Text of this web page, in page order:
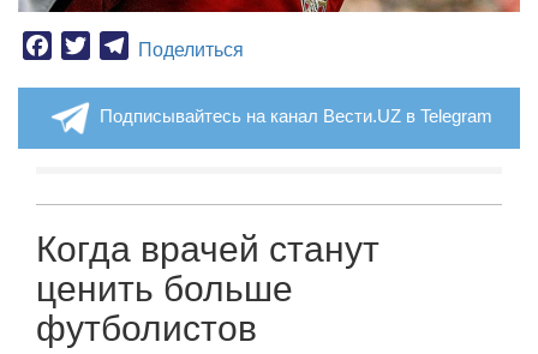
Facebook
TwitterTelegram
Поделиться
Подписывайтесь на канал Вести.UZ в Telegram
Когда врачей станут
ценить больше
футболистов